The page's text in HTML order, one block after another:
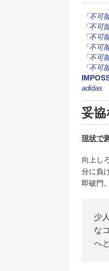
「不可
「不可
「不可
「不可
「不可
「不可
adidas
妥
現状で
向上し
分に負
即破門。
少
な
へ